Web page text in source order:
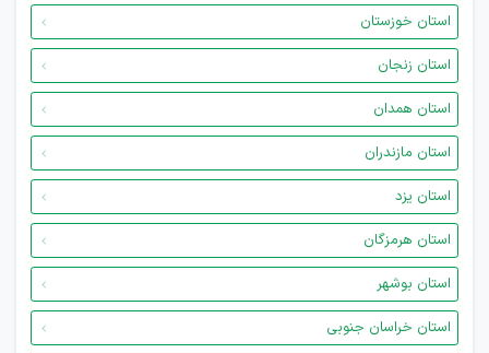
استان خوزستان
استان زنجان
استان همدان
استان مازندران
استان یزد
استان هرمزگان
استان بوشهر
استان خراسان جنوبی